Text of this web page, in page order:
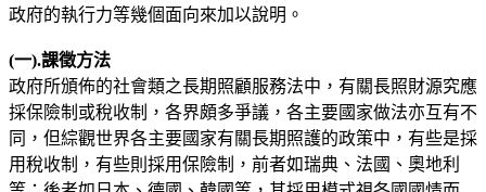
政府的執行力等幾個面向來加以說明。
(一).課徵方法
政府所頒佈的社會類之長期照顧服務法中，有關長照財源究應
採保險制或稅收制，各界頗多爭議，各主要國家做法亦互有不
同，但綜觀世界各主要國家有關長期照護的政策中，有些是採
用稅收制，有些則採用保險制，前者如瑞典、法國、奧地利